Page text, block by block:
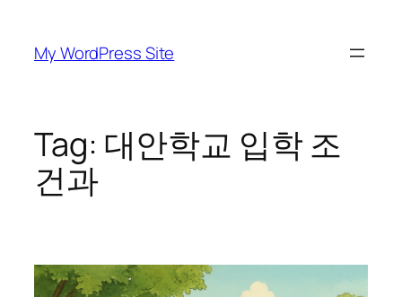
content
My WordPress Site
Tag: 대안학교 입학 조
건과